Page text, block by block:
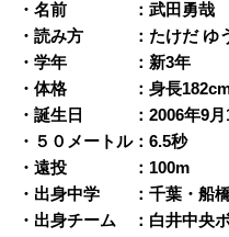
・名前 ：武田勇哉
・読み方 ：たけだ ゆ
・学年 ：新3年
・体格 ：身長182cm
・誕生日 ：2006年9月
・５０メートル：6.5秒
・遠投 ：100m
・出身中学 ：千葉・船橋
・出身チーム ：白井中央